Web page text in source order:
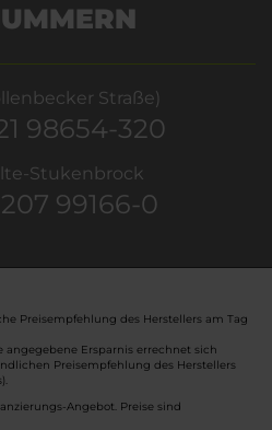
Straße)
98654-320
Stukenbrock
99166-0
Preisempfehlung des Herstellers am Tag
angegebene Ersparnis errechnet sich
Preisempfehlung des Herstellers
Angebot. Preise sind